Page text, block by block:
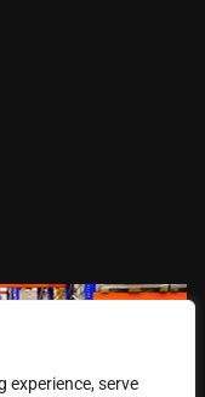
experience, serve